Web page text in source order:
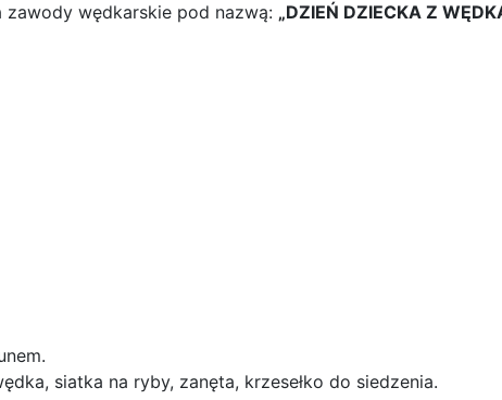
zawody wędkarskie pod nazwą: „DZIEŃ DZIECKA Z
siatka na ryby, zanęta, krzesełko do siedzenia.